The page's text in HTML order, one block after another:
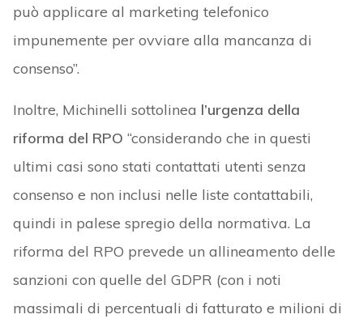
può applicare al marketing telefonico
impunemente per ovviare alla mancanza di
consenso”.
Inoltre, Michinelli sottolinea l’urgenza della
riforma del RPO “considerando che in questi
ultimi casi sono stati contattati utenti senza
consenso e non inclusi nelle liste contattabili,
quindi in palese spregio della normativa. La
riforma del RPO prevede un allineamento delle
sanzioni con quelle del GDPR (con i noti
massimali di percentuali di fatturato e milioni di